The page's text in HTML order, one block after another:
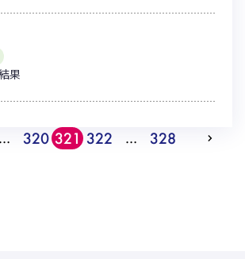
果
… 320 321 322 … 328